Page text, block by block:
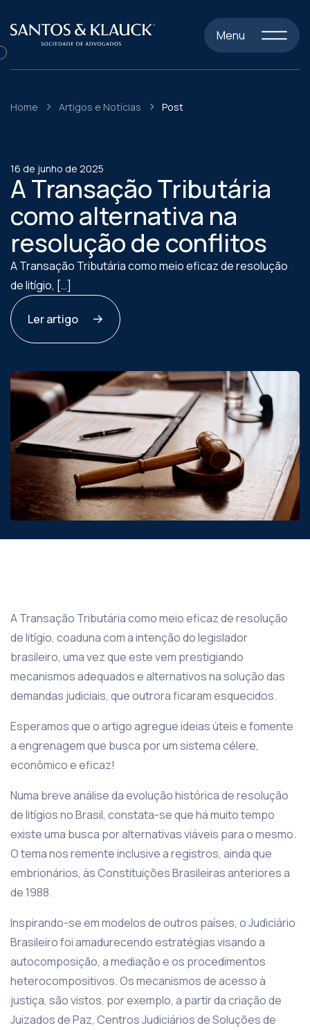
Menu
Home Artigos e Notícias Post
16 de junho de 2025
A Transação Tributária
como alternativa na
resolução de conflitos
A Transação Tributária como meio eficaz de resolução
de litígio, […]
Ler artigo
A Transação Tributária como meio eficaz de resolução
de litígio, coaduna com a intenção do legislador
brasileiro, uma vez que este vem prestigiando
mecanismos adequados e alternativos na solução das
demandas judiciais, que outrora ficaram esquecidos.
Esperamos que o artigo agregue ideias úteis e fomente
a engrenagem que busca por um sistema célere,
econômico e eficaz!
Numa breve análise da evolução histórica de resolução
de litígios no Brasil, constata-se que há muito tempo
existe uma busca por alternativas viáveis para o mesmo.
O tema nos remente inclusive a registros, ainda que
embrionários, às Constituições Brasileiras anteriores a
de 1988.
Inspirando-se em modelos de outros países, o Judiciário
Brasileiro foi amadurecendo estratégias visando a
autocomposição, a mediação e os procedimentos
heterocompositivos. Os mecanismos de acesso à
justiça, são vistos, por exemplo, a partir da criação de
Juizados de Paz, Centros Judiciários de Soluções de